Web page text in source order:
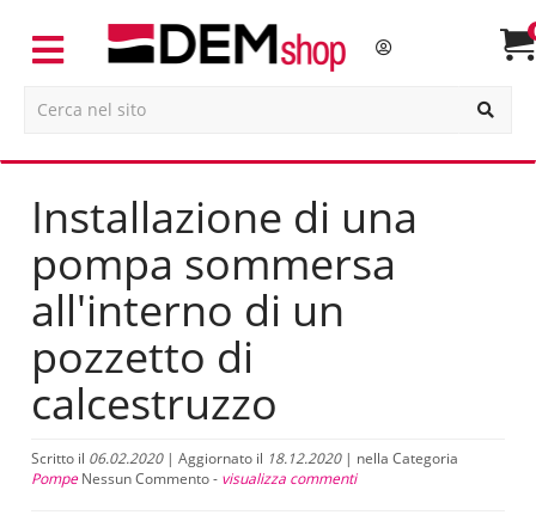
Installazione di una
pompa sommersa
all'interno di un
pozzetto di
calcestruzzo
Scritto il 06.02.2020| Aggiornato il 18.12.2020| nella Categoria
Pompe Nessun Commento - visualizza commenti